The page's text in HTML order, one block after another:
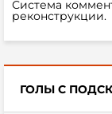
Система
реконструкции.
ГОЛЫ С